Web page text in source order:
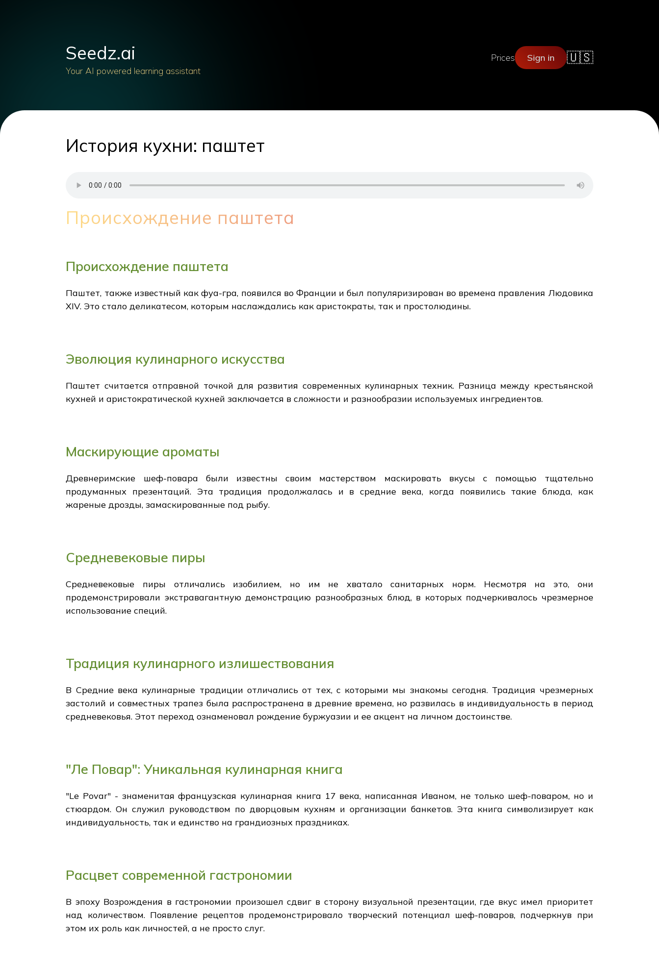
Seedz.ai
Your AI powered learning assistant
Prices Sign in 🇺🇸
История кухни: паштет
Происхождение паштета
Происхождение паштета
Паштет, также известный как фуа-гра, появился во Франции и был популяризирован во времена правления Людовика
XIV. Это стало деликатесом, которым наслаждались как аристократы, так и простолюдины.
Эволюция кулинарного искусства
Паштет считается отправной точкой для развития современных кулинарных техник. Разница между крестьянской
кухней и аристократической кухней заключается в сложности и разнообразии используемых ингредиентов.
Маскирующие ароматы
Древнеримские шеф-повара были известны своим мастерством маскировать вкусы с помощью тщательно
продуманных презентаций. Эта традиция продолжалась и в средние века, когда появились такие блюда, как
жареные дрозды, замаскированные под рыбу.
Средневековые пиры
Средневековые пиры отличались изобилием, но им не хватало санитарных норм. Несмотря на это, они
продемонстрировали экстравагантную демонстрацию разнообразных блюд, в которых подчеркивалось чрезмерное
использование специй.
Традиция кулинарного излишествования
В Средние века кулинарные традиции отличались от тех, с которыми мы знакомы сегодня. Традиция чрезмерных
застолий и совместных трапез была распространена в древние времена, но развилась в индивидуальность в период
средневековья. Этот переход ознаменовал рождение буржуазии и ее акцент на личном достоинстве.
"Ле Повар": Уникальная кулинарная книга
"Le Povar" - знаменитая французская кулинарная книга 17 века, написанная Иваном, не только шеф-поваром, но и
стюардом. Он служил руководством по дворцовым кухням и организации банкетов. Эта книга символизирует как
индивидуальность, так и единство на грандиозных праздниках.
Расцвет современной гастрономии
В эпоху Возрождения в гастрономии произошел сдвиг в сторону визуальной презентации, где вкус имел приоритет
над количеством. Появление рецептов продемонстрировало творческий потенциал шеф-поваров, подчеркнув при
этом их роль как личностей, а не просто слуг.